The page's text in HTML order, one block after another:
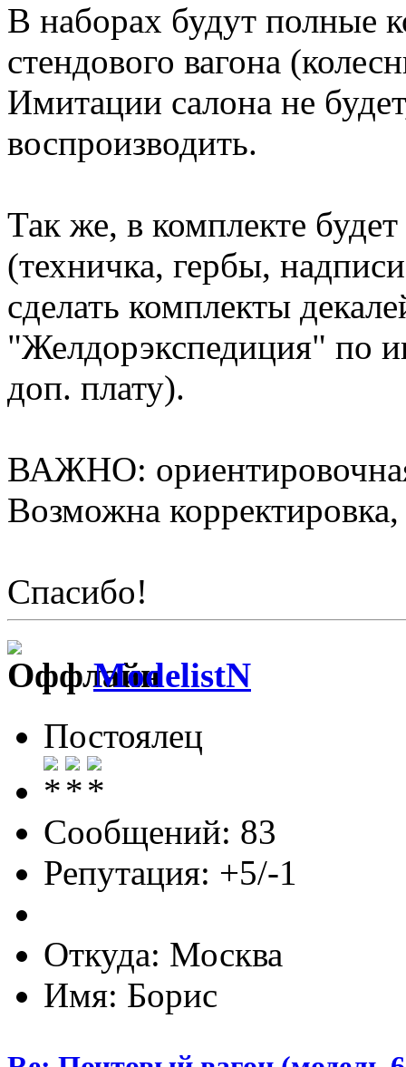
В наборах будут полные
стендового вагона
Имитации салона не
воспроизводить.
Так же, в комплекте
(техничка, гербы,
сделать комплекты
"Желдорэкспедиция" по
доп. плату).
ВАЖНО:
Возможна
Спасибо!
ModelistN
Постоялец
Сообщений: 83
Репутация: +5/-1
Откуда: Москва
Имя: Борис